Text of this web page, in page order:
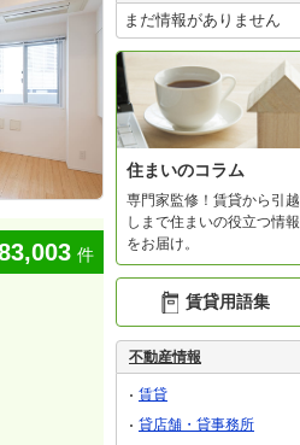
件
まだ情報がありません
住まいのコラム
専門家監修！賃貸から引越
しまで住まいの役立つ情報
をお届け。
賃貸用語集
不動産情報
賃貸
貸店舗・貸事務所